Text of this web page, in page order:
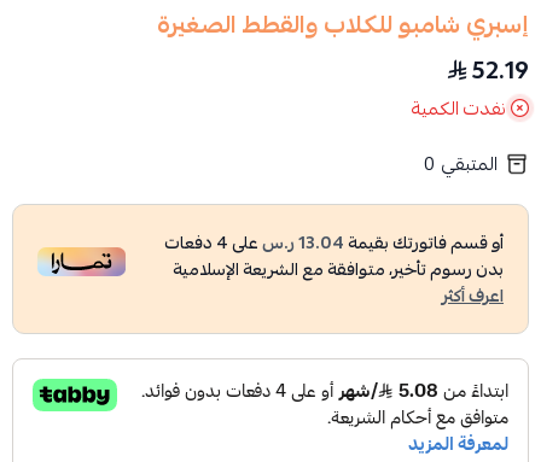
إسبري شامبو للكلاب والقطط الصغيرة
52.19
نفدت الكمية
المتبقي 0
أو قسم فاتورتك بقيمة13.04 ر.س على4دفعات
بدون رسوم تأخير، متوافقة مع الشريعة الإسلامية
اعرف أكثر